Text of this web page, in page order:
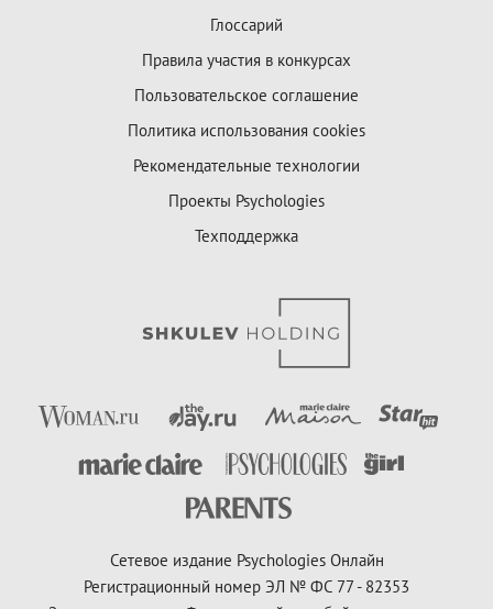
Глоссарий
Правила участия в конкурсах
Пользовательское соглашение
Политика использования cookies
Рекомендательные технологии
Проекты Psychologies
Техподдержка
Сетевое издание Psychologies Онлайн
Регистрационный номер ЭЛ № ФС 77 - 82353